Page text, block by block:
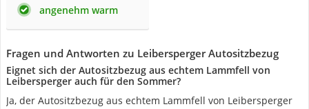
angenehm warm
Fragen und Antworten zu Leibersperger Autositzbezug
Eignet sich der Autositzbezug aus echtem Lammfell von
Leibersperger auch für den Sommer?
Ja, der Autositzbezug aus echtem Lammfell von Leibersperger